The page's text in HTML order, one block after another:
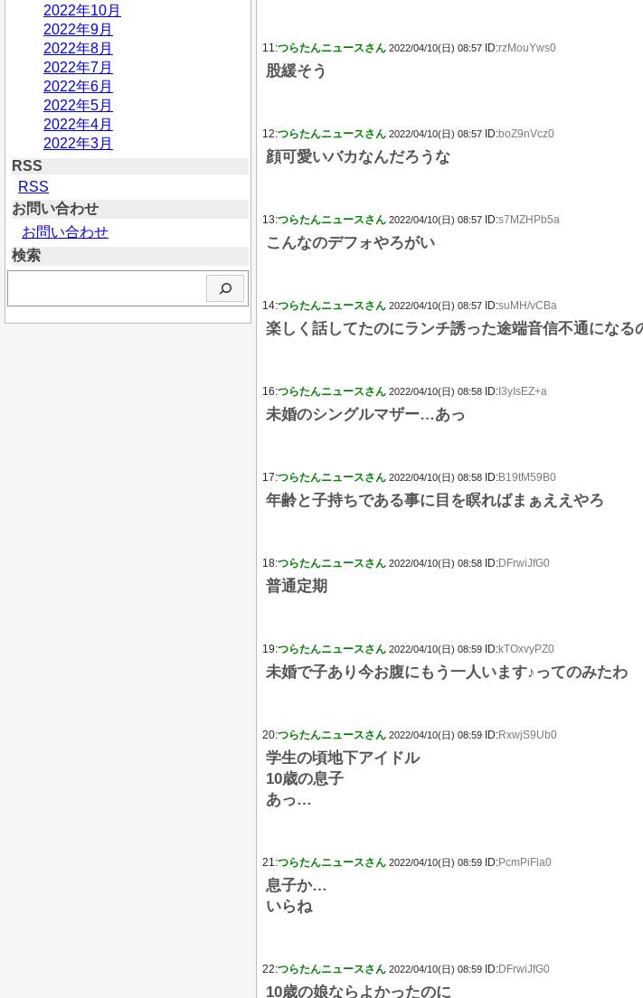
2022年10月
2022年9月
2022年8月
2022年7月
2022年6月
2022年5月
2022年4月
2022年3月
RSS
RSS
お問い合わせ
お問い合わせ
検索
11:つらたんニュースさん 2022/04/10(日) 08:57 ID:rzMouYws0
股緩そう
12:つらたんニュースさん 2022/04/10(日) 08:57 ID:boZ9nVcz0
顔可愛いバカなんだろうな
13:つらたんニュースさん 2022/04/10(日) 08:57 ID:s7MZHPb5a
こんなのデフォやろがい
14:つらたんニュースさん 2022/04/10(日) 08:57 ID:suMH/vCBa
楽しく話してたのにランチ誘った途端音信不通になる
16:つらたんニュースさん 2022/04/10(日) 08:58 ID: I3yIsEZ+a
未婚のシングルマザー…あっ
17:つらたんニュースさん 2022/04/10(日) 08:58 ID:B19tM59B0
年齢と子持ちである事に目を瞑ればまぁええやろ
18:つらたんニュースさん 2022/04/10(日) 08:58 ID:DFrwiJfG0
普通定期
19:つらたんニュースさん 2022/04/10(日) 08:59 ID:kTOxvyPZ0
未婚で子あり今お腹にもう一人います♪ってのみたわ
20:つらたんニュースさん 2022/04/10(日) 08:59 ID:RxwjS9Ub0
学生の頃地下アイドル
10歳の息子
あっ…
21:つらたんニュースさん 2022/04/10(日) 08:59 ID:PcmPiFla0
息子か…
いらね
22:つらたんニュースさん 2022/04/10(日) 08:59 ID:DFrwiJfG0
10歳の娘ならよかったのに